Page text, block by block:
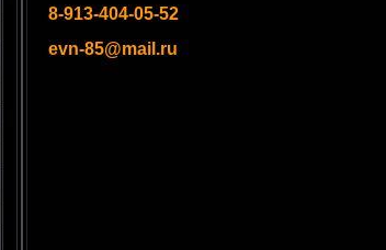
8-913-404-05-52
evn-85@mail.ru